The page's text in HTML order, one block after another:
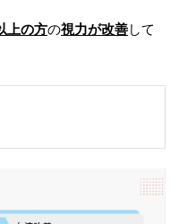
上の方の視力が改善して